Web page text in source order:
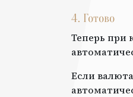
4. Готово
Теперь при
Если